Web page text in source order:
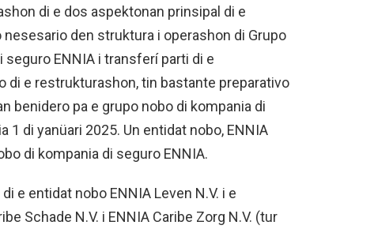
di e dos aspektonan prinsipal di e
den struktura i operashon di Grupo
seguro ENNIA i transferí parti di e
di e restrukturashon, tin bastante preparativo
benidero pa e grupo nobo di kompania di
1 di yanüari 2025. Un entidat nobo, ENNIA
di kompania di seguro ENNIA.
e entidat nobo ENNIA Leven N.V. i e
Schade N.V. i ENNIA Caribe Zorg N.V. (tur